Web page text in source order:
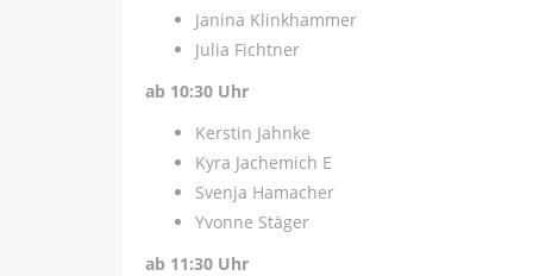
Janina Klinkhammer
Julia Fichtner
ab 10:30 Uhr
Kerstin Jahnke
Kyra Jachemich E
Svenja Hamacher
Yvonne Stäger
ab 11:30 Uhr